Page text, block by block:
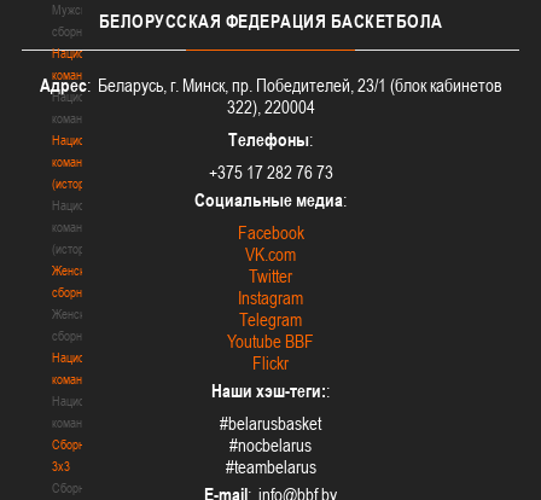
Мужские
сборные
Национальная
команда
Национальная
команда
Национальная
команда
(история)
Национальная
команда
(история)
Женские
сборные
Женские
сборные
Национальная
команда
Национальная
команда
Сборные
3х3
Сборные
БЕЛОРУССКАЯ ФЕДЕРАЦИЯ БАСКЕТБОЛА
Адрес: Беларусь, г. Минск, пр. Победителей, 23/1 (блок кабинетов
322), 220004
Телефоны:
+375 17 282 76 73
Социальные медиа:
Facebook
VK.com
Twitter
Instagram
Telegram
Youtube BBF
Flickr
Наши хэш-теги::
#belarusbasket
#nocbelarus
#teambelarus
E-mail: